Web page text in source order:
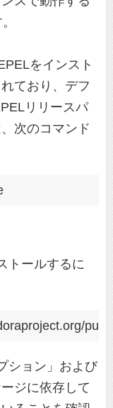
をインスト
ており、デフ
リリースパ
次のコマンド
トールするに
ション」および
ジに依存して